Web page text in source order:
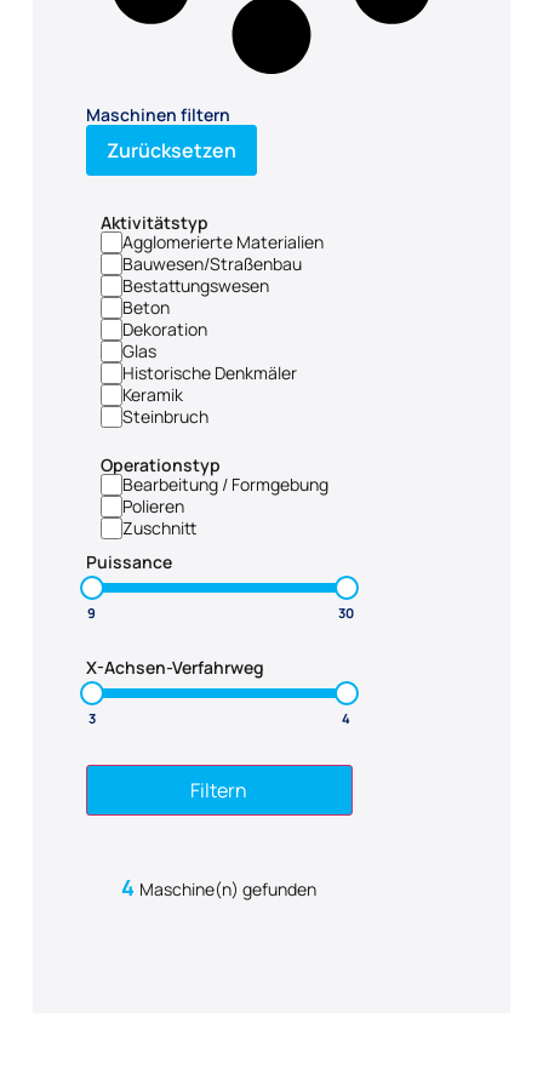
Maschinen filtern
Zurücksetzen
Aktivitätstyp
Agglomerierte Materialien
Bauwesen/Straßenbau
Bestattungswesen
Beton
Dekoration
Glas
Historische Denkmäler
Keramik
Steinbruch
Operationstyp
Bearbeitung / Formgebung
Polieren
Zuschnitt
Puissance
X-Achsen-Verfahrweg
Filtern
4 Maschine(n) gefunden